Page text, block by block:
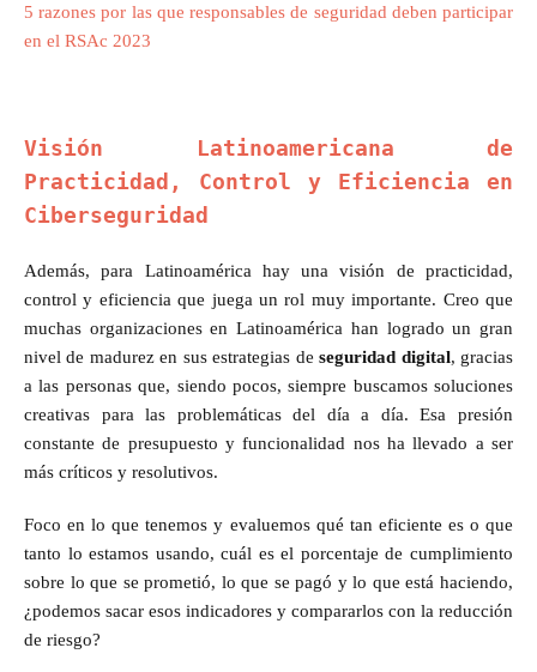
5 razones por las que responsables de seguridad deben participar
en el RSAc 2023
Visión Latinoamericana de
Practicidad, Control y Eficiencia en
Ciberseguridad
Además, para Latinoamérica hay una visión de practicidad,
control y eficiencia que juega un rol muy importante. Creo que
muchas organizaciones en Latinoamérica han logrado un gran
nivel de madurez en sus estrategias deseguridad digital, gracias
a las personas que, siendo pocos, siempre buscamos soluciones
creativas para las problemáticas del día a día. Esa presión
constante de presupuesto y funcionalidad nos ha llevado a ser
más críticos y resolutivos.
Foco en lo que tenemos y evaluemos qué tan eficiente es o que
tanto lo estamos usando, cuál es el porcentaje de cumplimiento
sobre lo que se prometió, lo que se pagó y lo que está haciendo,
¿podemos sacar esos indicadores y compararlos con la reducción
de riesgo?